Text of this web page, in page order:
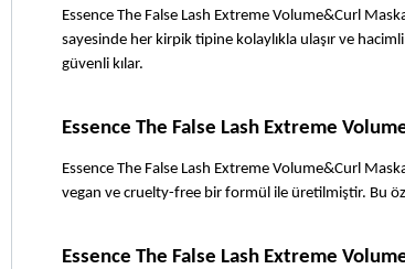
Essence The False Lash Extreme Volume&Curl
sayesinde her kirpik tipine kolaylıkla ulaşır ve
güvenli kılar.
Essence The False Lash Extreme
Essence The False Lash Extreme Volume&Curl
vegan ve cruelty-free bir formül ile üretilmiştir. Bu
Essence The False Lash Extreme